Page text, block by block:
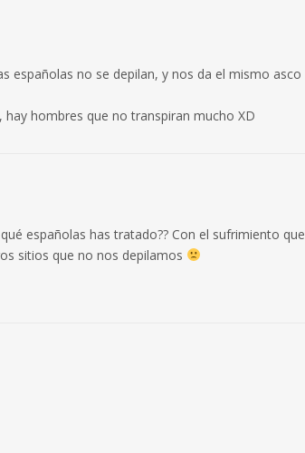
españolas no se depilan, y nos da el mismo asco
hombres que no transpiran mucho XD
españolas has tratado?? Con el sufrimiento que
sitios que no nos depilamos